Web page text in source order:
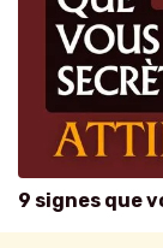
9 signes que